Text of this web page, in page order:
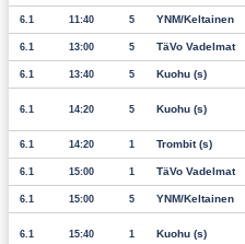
6.1 11:40 5 YNM/Keltainen
6.1 13:00 5 TäVo Vadelmat
6.1 13:40 5 Kuohu (s)
6.1 14:20 5 Kuohu (s)
6.1 14:20 1 Trombit (s)
6.1 15:00 1 TäVo Vadelmat
6.1 15:00 5 YNM/Keltainen
6.1 15:40 1 Kuohu (s)